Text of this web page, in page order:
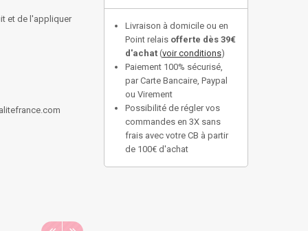
et de l'appliquer
Livraison à domicile ou en
Point relais offerte dès 39€
d'achat (voir conditions)
Paiement 100% sécurisé,
par Carte Bancaire, Paypal
ou Virement
Possibilité de régler vos
commandes en 3X sans
frais avec votre CB à partir
de 100€ d'achat